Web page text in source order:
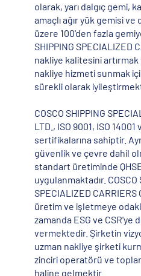
olarak, yarı dalgıç gemi,
amaçlı ağır yük gemisi
üzere 100'den fazla
SHIPPING SPECIALIZED
nakliye kalitesini
nakliye hizmeti sunmak
sürekli olarak
COSCO SHIPPING
LTD., ISO 9001, ISO 14001
sertifikalarına sahiptir.
güvenlik ve çevre dahil
standart üretiminde
uygulanmaktadır. COSCO
SPECIALIZED CARRIERS
üretim ve işletmeye
zamanda ESG ve CSR'ye
vermektedir. Şirketin
uzman nakliye şirketi
zinciri operatörü ve
haline gelmektir.